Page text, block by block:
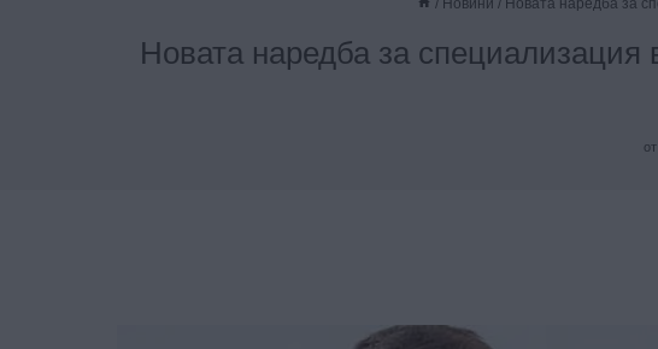
/ Новини / Новата наредба за
Новата наредба за
от